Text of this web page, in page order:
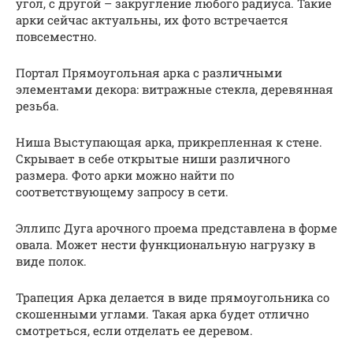
арки сейчас актуальны, их фото встречается
повсеместно.
Портал Прямоугольная арка с различными
элементами декора: витражные стекла, деревянная
резьба.
Ниша Выступающая арка, прикрепленная к стене.
Скрывает в себе открытые ниши различного
размера. Фото арки можно найти по
соответствующему запросу в сети.
Эллипс Дуга арочного проема представлена в форме
овала. Может нести функциональную нагрузку в
виде полок.
Трапеция Арка делается в виде прямоугольника со
скошенными углами. Такая арка будет отлично
смотреться, если отделать ее деревом.